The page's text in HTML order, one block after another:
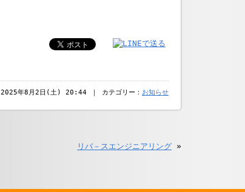
2025年8月2日(土) 20:44 ｜ カテゴリー： お知らせ
リバ－スエンジニアリング »